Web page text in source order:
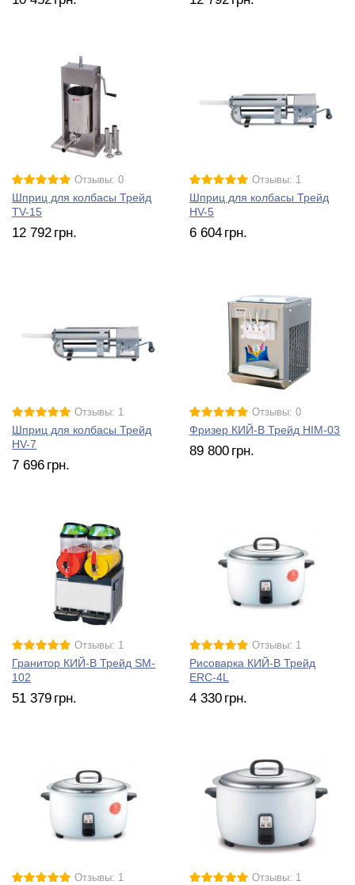
Отзывы: 0
Шприц для колбасы Трейд
TV-15
12 792 грн.
Отзывы: 1
Шприц для колбасы Трейд
HV-5
6 604 грн.
Отзывы: 1
Шприц для колбасы Трейд
HV-7
7 696 грн.
Отзывы: 0
Фризер КИЙ-В Трейд HIM-03
89 800 грн.
Отзывы: 1
Гранитор КИЙ-В Трейд SM-
102
51 379 грн.
Отзывы: 1
Рисоварка КИЙ-В Трейд
ERC-4L
4 330 грн.
Отзывы: 1 Отзывы: 1